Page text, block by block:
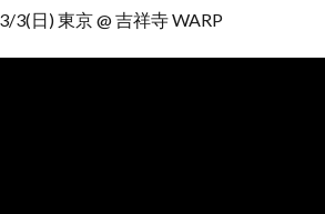
3(日) 東京 @ 吉祥寺 WARP